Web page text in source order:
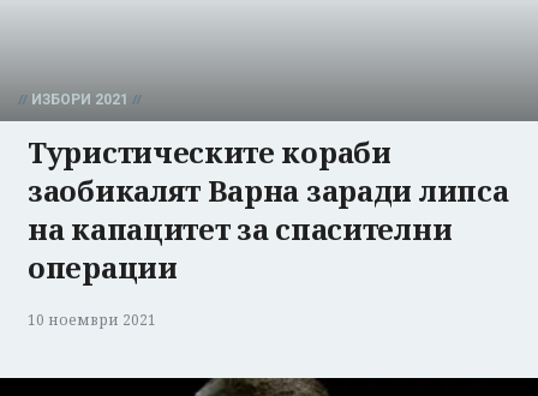
ИЗБОРИ 2021
Туристическите кораби
заобикалят Варна заради липса
на капацитет за спасителни
операции
10 ноември 2021